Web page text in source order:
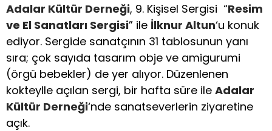
Adalar Kültür Derneği, 9. Kişisel Sergisi “Resim
ve El Sanatları Sergisi” ile İlknur Altun‘u konuk
ediyor. Sergide sanatçının 31 tablosunun yanı
sıra; çok sayıda tasarım obje ve amigurumi
(örgü bebekler) de yer alıyor. Düzenlenen
kokteylle açılan sergi, bir hafta süre ile Adalar
Kültür Derneği‘nde sanatseverlerin ziyaretine
açık.